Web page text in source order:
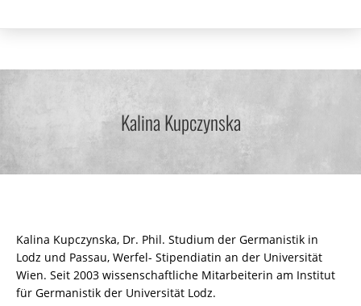
Kalina Kupczynska
Kalina Kupczynska, Dr. Phil. Studium der Germanistik in
Lodz und Passau, Werfel- Stipendiatin an der Universität
Wien. Seit 2003 wissenschaftliche Mitarbeiterin am Institut
für Germanistik der Universität Lodz.